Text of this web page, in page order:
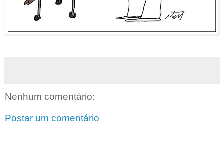
Nenhum comentário:
Postar um comentário